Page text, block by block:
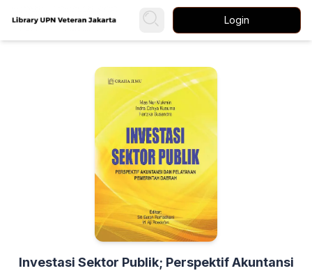
Login
Investasi Sektor Publik; Perspektif Akuntansi